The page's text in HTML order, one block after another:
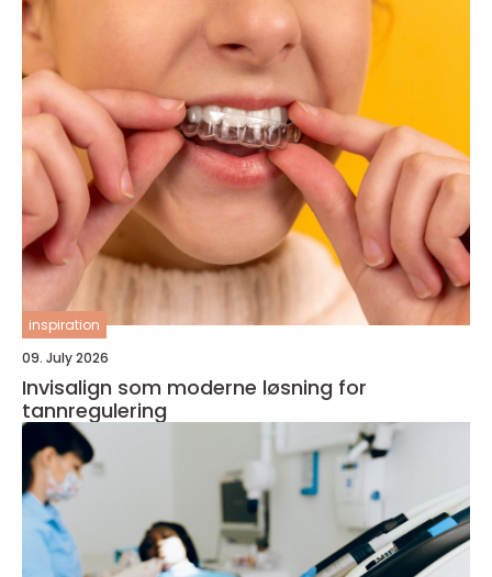
inspiration
09. July 2026
Invisalign som moderne løsning for
tannregulering